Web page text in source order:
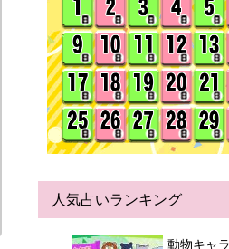
人気占いランキング
動物キャ